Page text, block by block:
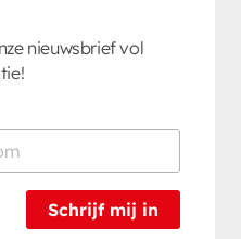
nieuwsbrief vol
Schrijf mij in